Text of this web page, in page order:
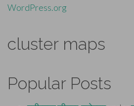
WordPress.org
cluster maps
Popular Posts